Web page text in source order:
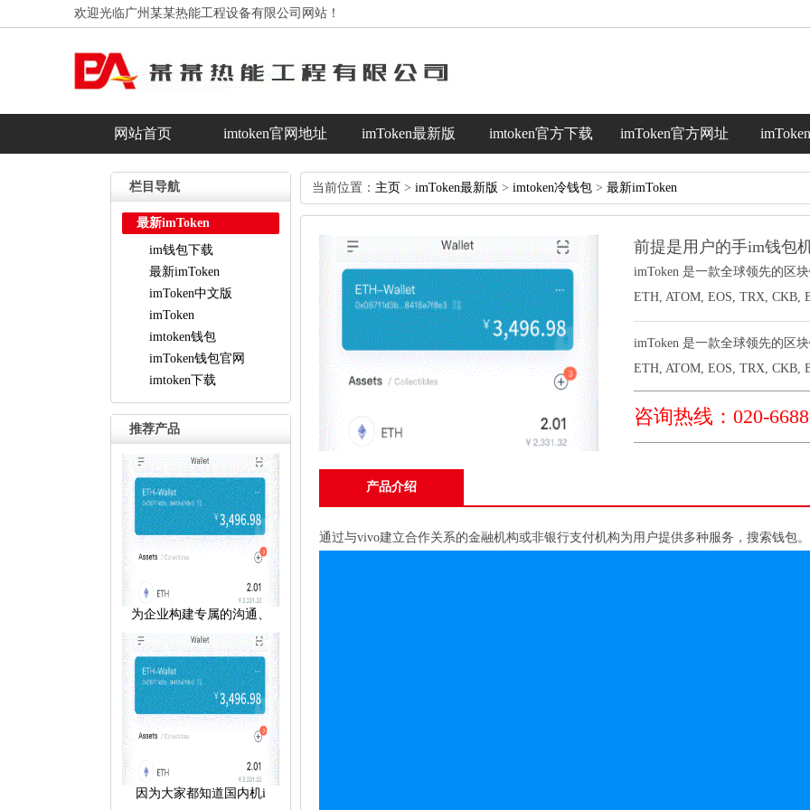
欢迎光临广州某某热能工程设备有限公司网站！
网站首页 imtoken官网地址 imToken最新版 imtoken官方下载 imToken官方网址
im钱包下载 最新imToken
栏目导航
最新imToken
im钱包下载
最新imToken
imToken中文版
imToken
imtoken钱包
imToken钱包官网
imtoken下载
推荐产品
为企业构建专属的沟通、
因为大家都知道国内机i
当前位置： 主页 > imToken最新版 > imtoken冷钱包 > 最新imToken
前提是用户的手im钱包
imToken 是一款全球领先的区
ETH, ATOM, EOS, TRX, CKB,
imToken 是一款全球领先的区
ETH, ATOM, EOS, TRX, CKB,
咨询热线：020-
产品介绍
通过与vivo建立合作关系的金融机构或非银行支付机构为用户提供多种服务，搜索钱包。